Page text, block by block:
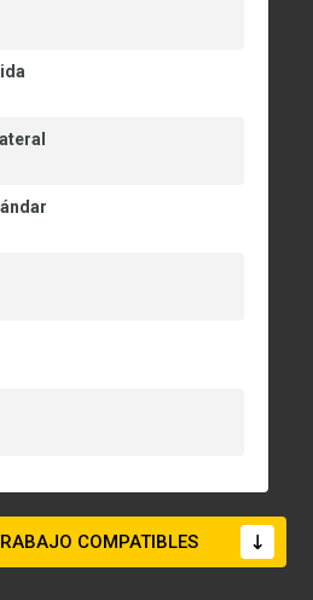
COMPATIBLES